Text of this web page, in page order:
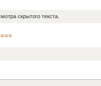
скрытого текста.